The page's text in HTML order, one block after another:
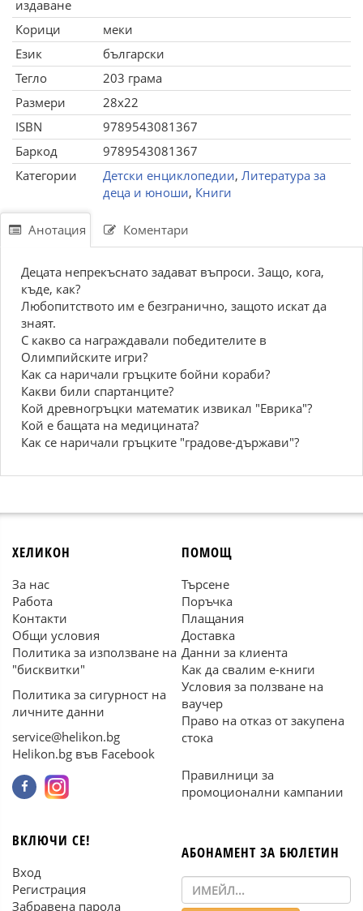
издаване
Корици
меки
Език
български
Тегло
203 грама
Размери
28x22
ISBN
9789543081367
Баркод
9789543081367
Категории
Детски енциклопедии, Литература за
деца и юноши, Книги
Анотация Коментари
Децата непрекъснато задават въпроси. Защо, кога,
къде, как?
Любопитството им е безгранично, защото искат да
знаят.
С какво са награждавали победителите в
Олимпийските игри?
Как са наричали гръцките бойни кораби?
Какви били спартанците?
Кой древногръцки математик извикал "Еврика"?
Кой е бащата на медицината?
Как се наричали гръцките "градове-държави"?
ХЕЛИКОН
За нас
Работа
Контакти
Общи условия
Политика за използване на
"бисквитки"
Политика за сигурност на
личните данни
service@helikon.bg
Helikon.bg във Facebook
ПОМОЩ
Търсене
Поръчка
Плащания
Доставка
Данни за клиента
Как да свалим е-книги
Условия за ползване на
ваучер
Право на отказ от закупена
стока
Правилници за
промоционални кампании
ВКЛЮЧИ СЕ!
Вход
Регистрация
Забравена парола
АБОНАМЕНТ ЗА БЮЛЕТИН